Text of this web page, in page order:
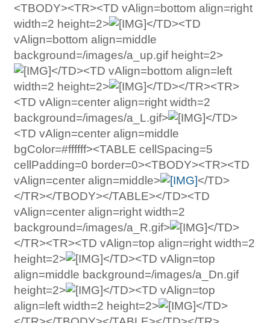
<TBODY><TR><TD vAlign=bottom align=right
width=2 height=2>
</TD><TD
vAlign=bottom align=middle
background=/images/a_up.gif height=2>
</TD><TD vAlign=bottom align=left
width=2 height=2>
</TD></TR><TR>
<TD vAlign=center align=right width=2
background=/images/a_L.gif>
</TD>
<TD vAlign=center align=middle
bgColor=#ffffff><TABLE cellSpacing=5
cellPadding=0 border=0><TBODY><TR><TD
vAlign=center align=middle>
</TD>
</TR></TBODY></TABLE></TD><TD
vAlign=center align=right width=2
background=/images/a_R.gif>
</TD>
</TR><TR><TD vAlign=top align=right width=2
height=2>
</TD><TD vAlign=top
align=middle background=/images/a_Dn.gif
height=2>
</TD><TD vAlign=top
align=left width=2 height=2>
</TD>